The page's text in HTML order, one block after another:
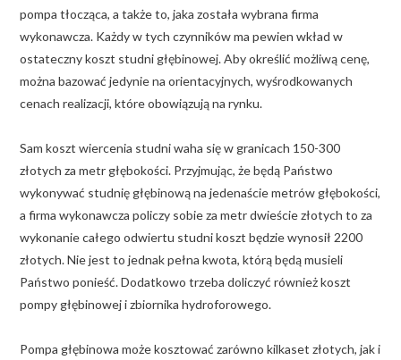
pompa tłocząca, a także to, jaka została wybrana firma
wykonawcza. Każdy w tych czynników ma pewien wkład w
ostateczny koszt studni głębinowej. Aby określić możliwą cenę,
można bazować jedynie na orientacyjnych, wyśrodkowanych
cenach realizacji, które obowiązują na rynku.
Sam koszt wiercenia studni waha się w granicach 150-300
złotych za metr głębokości. Przyjmując, że będą Państwo
wykonywać studnię głębinową na jedenaście metrów głębokości,
a firma wykonawcza policzy sobie za metr dwieście złotych to za
wykonanie całego odwiertu studni koszt będzie wynosił 2200
złotych. Nie jest to jednak pełna kwota, którą będą musieli
Państwo ponieść. Dodatkowo trzeba doliczyć również koszt
pompy głębinowej i zbiornika hydroforowego.
Pompa głębinowa może kosztować zarówno kilkaset złotych, jak i